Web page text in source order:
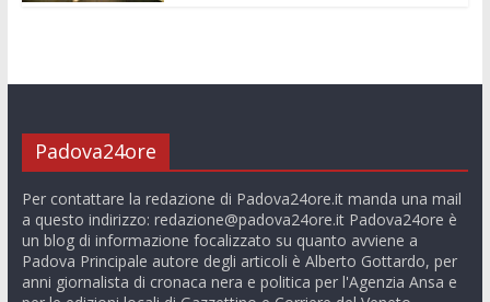
Padova24ore
Per contattare la redazione di Padova24ore.it manda una mail
a questo indirizzo: redazione@padova24ore.itPadova24ore è
un blog di informazione focalizzato su quanto avviene a
Padova Principale autore degli articoli è Alberto Gottardo, per
anni giornalista di cronaca nera e politica per l'Agenzia Ansa e